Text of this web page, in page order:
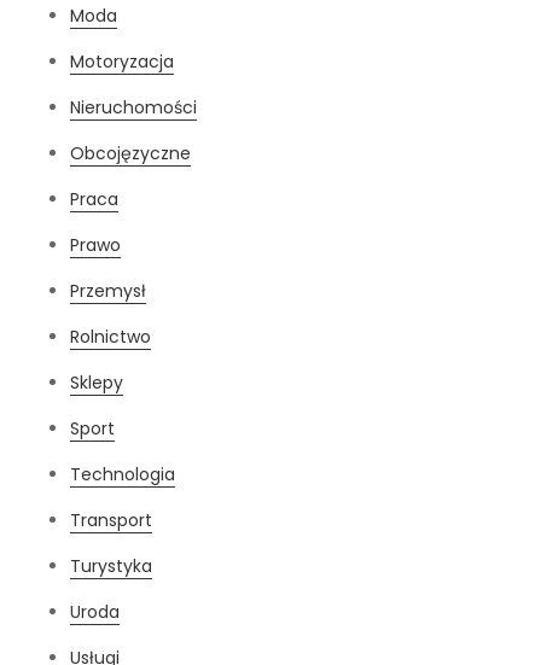
Moda
Motoryzacja
Nieruchomości
Obcojęzyczne
Praca
Prawo
Przemysł
Rolnictwo
Sklepy
Sport
Technologia
Transport
Turystyka
Uroda
Usługi